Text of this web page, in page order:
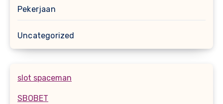
Pekerjaan
Uncategorized
slot spaceman
SBOBET